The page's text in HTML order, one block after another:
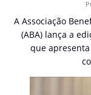
A Associação
(ABA) lança a
que